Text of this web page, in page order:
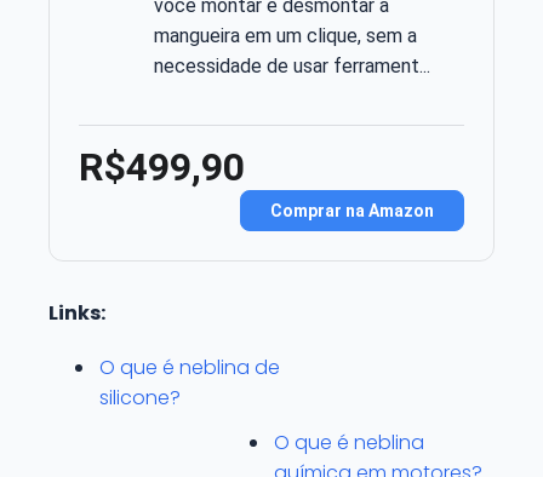
você montar e desmontar a
mangueira em um clique, sem a
necessidade de usar ferrament...
R$499,90
Comprar na Amazon
Links:
O que é neblina de
silicone?
O que é neblina